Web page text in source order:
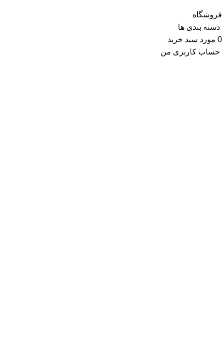
فروشگاه
دسته بندی ها
0 مورد سبد خرید
حساب کاربری من